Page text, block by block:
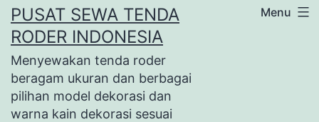
PUSAT SEWA TENDA
RODER INDONESIA
Menyewakan tenda roder
beragam ukuran dan berbagai
pilihan model dekorasi dan
warna kain dekorasi sesuai
Menu